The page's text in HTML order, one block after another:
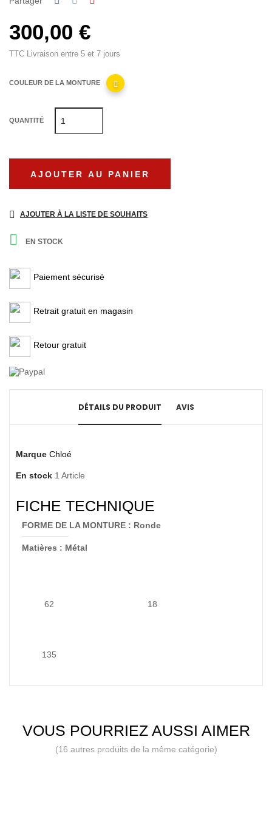
300,00 €
TTC Livraison entre 5 et 7 jours
COULEUR DE LA MONTURE
QUANTITÉ
AJOUTER AU PANIER
AJOUTER À LA LISTE DE SOUHAITS
 EN STOCK
Paiement sécurisé
Retrait gratuit en magasin
Retour gratuit
DÉTAILS DU PRODUIT AVIS
Marque Chloé
En stock 1 Article
FICHE TECHNIQUE
FORME DE LA MONTURE : Ronde
Matières : Métal
62 18
135
VOUS POURRIEZ AUSSI AIMER
(16 autres produits de la même catégorie)